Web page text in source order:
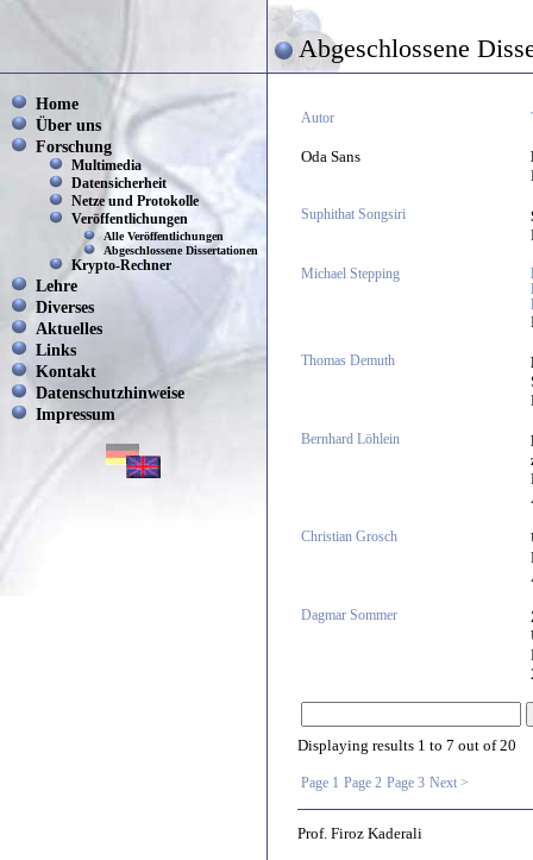
Abgeschlossene
Home
Über uns
Forschung
Multimedia
Datensicherheit
Netze und Protokolle
Veröffentlichungen
Alle Veröffentlichungen
Abgeschlossene Dissertationen
Krypto-Rechner
Lehre
Diverses
Aktuelles
Links
Kontakt
Datenschutzhinweise
Impressum
Autor
Oda Sans
Suphithat Songsiri
Michael Stepping
Thomas Demuth
Bernhard Löhlein
Christian Grosch
Dagmar Sommer
Displaying results 1 to 7 out of20
Page 1 Page 2 Page 3 Next >
Prof. Firoz Kaderali